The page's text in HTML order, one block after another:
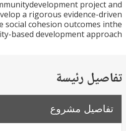
develop a rigorous evidence-
social cohesion
based development
رئيسة
مشروع